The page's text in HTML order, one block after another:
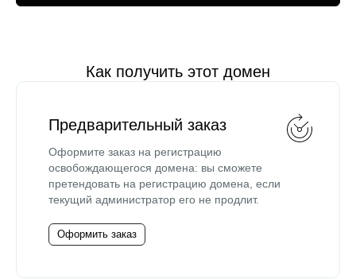
Как получить этот домен
Предварительный заказ
Оформите заказ на регистрацию
освобождающегося домена: вы сможете
претендовать на регистрацию домена, если
текущий администратор его не продлит.
Оформить заказ